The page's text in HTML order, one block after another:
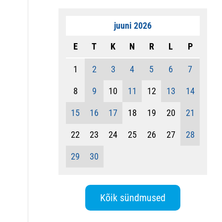
juuni 2026
E
T K N R L P
1 2 3 4 5 6 7
8 9 10 11 12 13 14
15 16 17 18 19 20 21
22 23 24 25 26 27 28
29 30
Kõik sündmused